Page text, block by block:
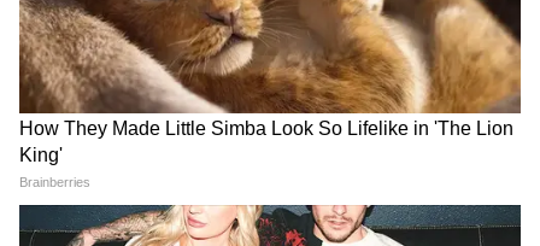
কিলোমিটার রাস্তা অতিক্রম করে রোহিতেরা
পৌঁছবেন ওয়াংখেড়ে স্টেডিয়ামে। সেখানে সন্ধ্যা ৭টা
থেকে শুরু হবে সংবর্ধনা অনুষ্ঠান। এর পর নিজেদের
বাড়ি চলে যাবেন বিশ্বজয়ীরা।